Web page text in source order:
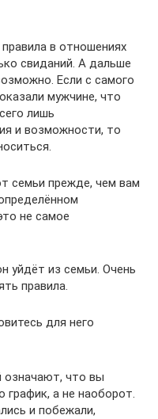
в отношениях
свиданий. А дальше
Если с самого
мужчине, что
лишь
и возможности, то
семьи прежде, чем вам
не самое
уйдёт из семьи. Очень
правила.
для него
что вы
график, а не наоборот.
и побежали,